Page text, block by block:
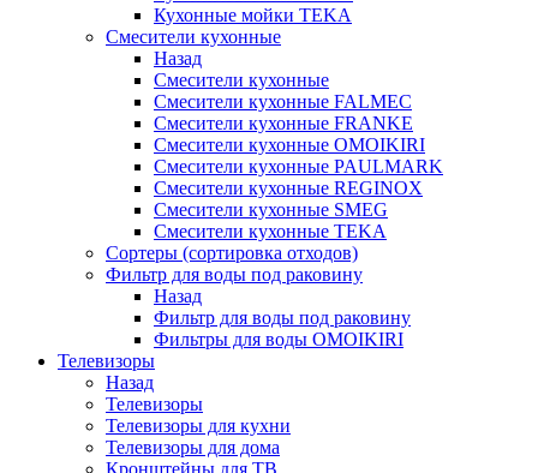
Кухонные мойки TEKA
Смесители кухонные
Назад
Смесители кухонные
Смесители кухонные FALMEC
Смесители кухонные FRANKE
Смесители кухонные OMOIKIRI
Смесители кухонные PAULMARK
Смесители кухонные REGINOX
Смесители кухонные SMEG
Смесители кухонные TEKA
Сортеры (сортировка отходов)
Фильтр для воды под раковину
Назад
Фильтр для воды под раковину
Фильтры для воды OMOIKIRI
Телевизоры
Назад
Телевизоры
Телевизоры для кухни
Телевизоры для дома
Кронштейны для ТВ